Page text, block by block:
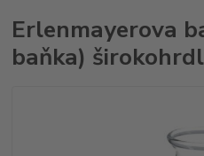
Erlenmayerova
baňka)